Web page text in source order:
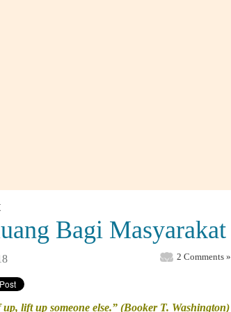
Bagi Masyarakat
2 Comments »
lift up someone else.” (Booker T. Washington)